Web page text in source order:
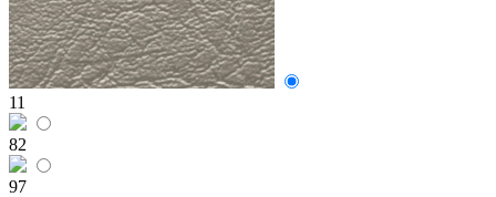
11
82
97